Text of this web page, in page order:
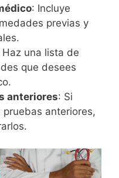
: Incluye
previas y
Haz una lista de
que desees
anteriores: Si
anteriores,